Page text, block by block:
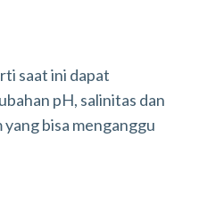
saat ini dapat
pH, salinitas dan
bisa menganggu